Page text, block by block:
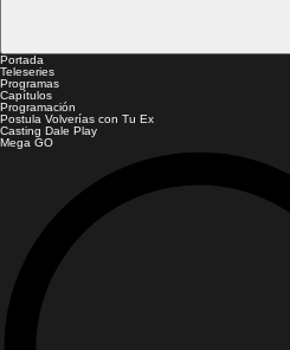
Portada
Teleseries
Programas
Capítulos
Programación
Postula Volverías con Tu Ex
Casting Dale Play
Mega GO